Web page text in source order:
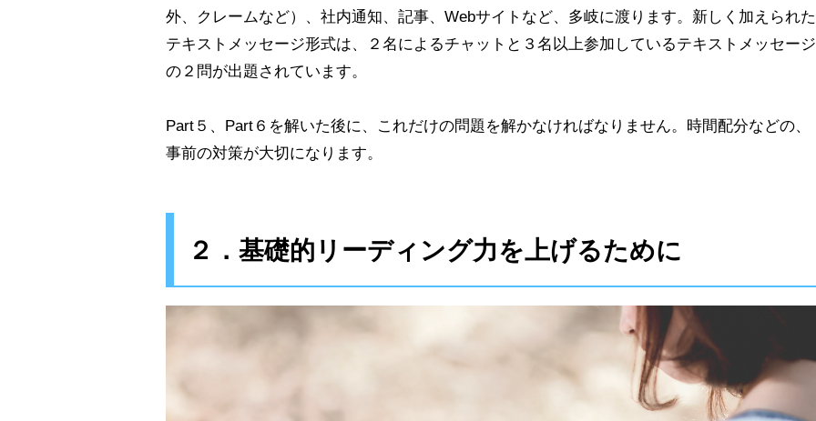
外、クレームなど）、社内通知、記事、Webサイトなど、多岐に渡ります。新しく加えられた
テキストメッセージ形式は、２名によるチャットと３名以上参加しているテキストメッセージ
の２問が出題されています。
Part５、Part６を解いた後に、これだけの問題を解かなければなりません。時間配分などの、
事前の対策が大切になります。
２．基礎的リーディング力を上げるために